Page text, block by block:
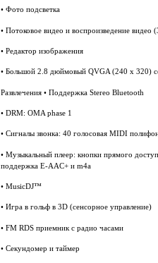
• Фото подсветка
• Потоковое видео и воспроизведение видео
• Редактор изображения
• Большой 2.8 дюймовый QVGA (240 x 320)
Развлечения • Поддержка Stereo Bluetooth
• DRM: OMA phase 1
• Сигналы звонка: 40 голосовая MIDI
• Музыкальный плеер: кнопки прямого
поддержка E-AAC+ и m4a
• MusicDJ™
• Игра в гольф в 3D (сенсорное управление)
• FM RDS приемник с радио часами
• Секундомер и таймер